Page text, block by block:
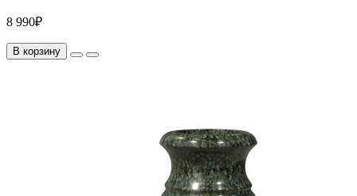
8 990₽
В корзину